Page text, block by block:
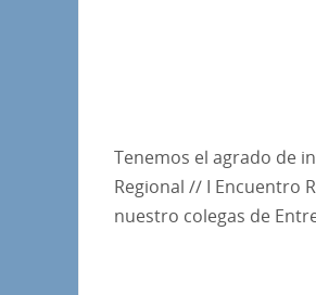
Tenemos el agrado de
Regional // I Encuentro
nuestro colegas de